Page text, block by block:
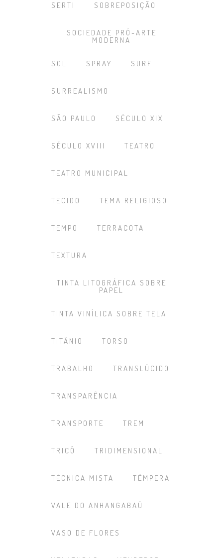
SERTI SOBREPOSIÇÃO
SOCIEDADE PRÓ-ARTE
MODERNA
SOL SPRAY SURF
SURREALISMO
SÃO PAULO SÉCULO XIX
SÉCULO XVIII TEATRO
TEATRO MUNICIPAL
TECIDO TEMA RELIGIOSO
TEMPO TERRACOTA
TEXTURA
TINTA LITOGRÁFICA SOBRE
PAPEL
TINTA VINÍLICA SOBRE TELA
TITÂNIO TORSO
TRABALHO TRANSLÚCIDO
TRANSPARÊNCIA
TRANSPORTE TREM
TRICÔ TRIDIMENSIONAL
TÉCNICA MISTA TÊMPERA
VALE DO ANHANGABAÚ
VASO DE FLORES